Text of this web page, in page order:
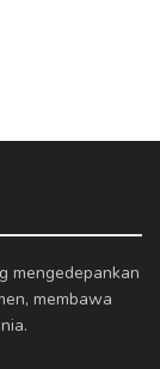
mengedepankan
membawa